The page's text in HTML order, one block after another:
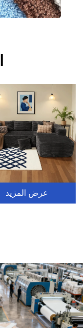
عرض المزيد